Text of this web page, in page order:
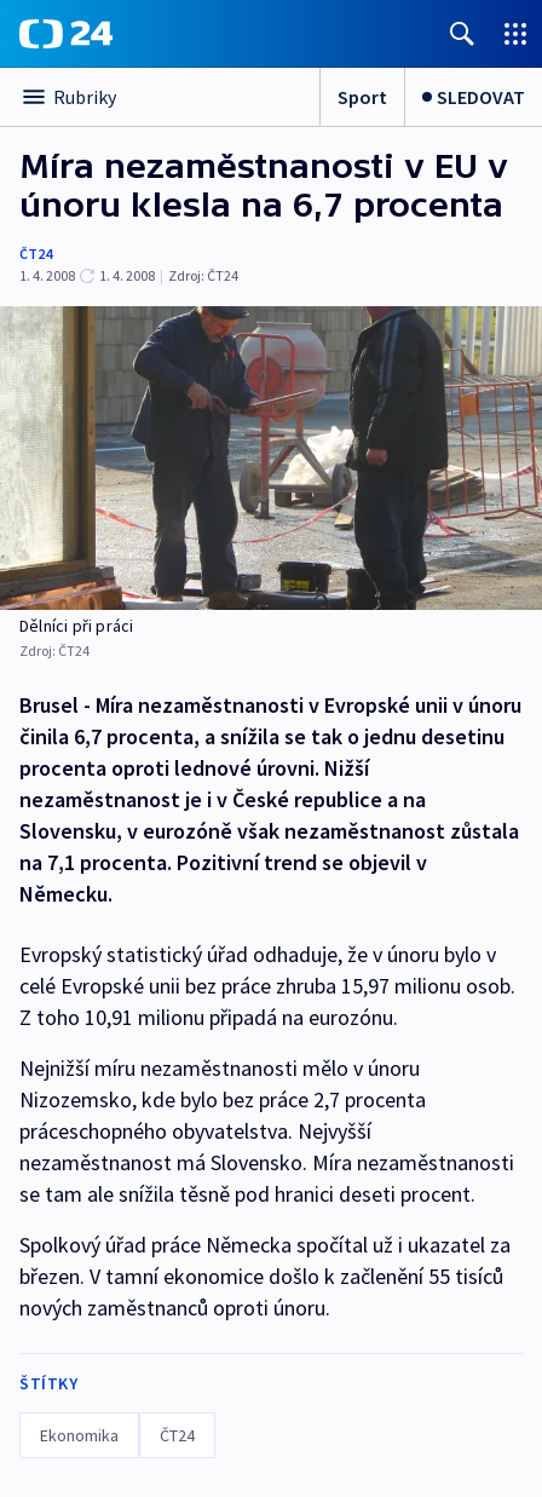
Rubriky Sport SLEDOVAT
Míra nezaměstnanosti v EU v
únoru klesla na 6,7 procenta
ČT24
1. 4. 2008
1. 4. 2008 | Zdroj: ČT24
Dělníci při práci
Zdroj: ČT24
Brusel - Míra nezaměstnanosti v Evropské unii v únoru
činila 6,7 procenta, a snížila se tak o jednu desetinu
procenta oproti lednové úrovni. Nižší
nezaměstnanost je i v České republice a na
Slovensku, v eurozóně však nezaměstnanost zůstala
na 7,1 procenta. Pozitivní trend se objevil v
Německu.
Evropský statistický úřad odhaduje, že v únoru bylo v
celé Evropské unii bez práce zhruba 15,97 milionu osob.
Z toho 10,91 milionu připadá na eurozónu.
Nejnižší míru nezaměstnanosti mělo v únoru
Nizozemsko, kde bylo bez práce 2,7 procenta
práceschopného obyvatelstva. Nejvyšší
nezaměstnanost má Slovensko. Míra nezaměstnanosti
se tam ale snížila těsně pod hranici deseti procent.
Spolkový úřad práce Německa spočítal už i ukazatel za
březen. V tamní ekonomice došlo k začlenění 55 tisíců
nových zaměstnanců oproti únoru.
ŠTÍTKY
Ekonomika ČT24